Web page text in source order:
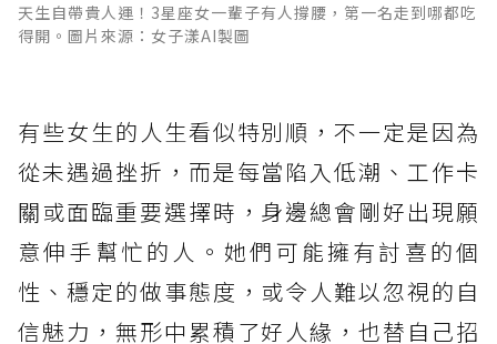
天生自帶貴人運！3星座女一輩子有人撐腰，第一名走到哪都吃
得開。圖片來源：女子漾AI製圖
有些女生的人生看似特別順，不一定是因為
從未遇過挫折，而是每當陷入低潮、工作卡
關或面臨重要選擇時，身邊總會剛好出現願
意伸手幫忙的人。她們可能擁有討喜的個
性、穩定的做事態度，或令人難以忽視的自
信魅力，無形中累積了好人緣，也替自己招